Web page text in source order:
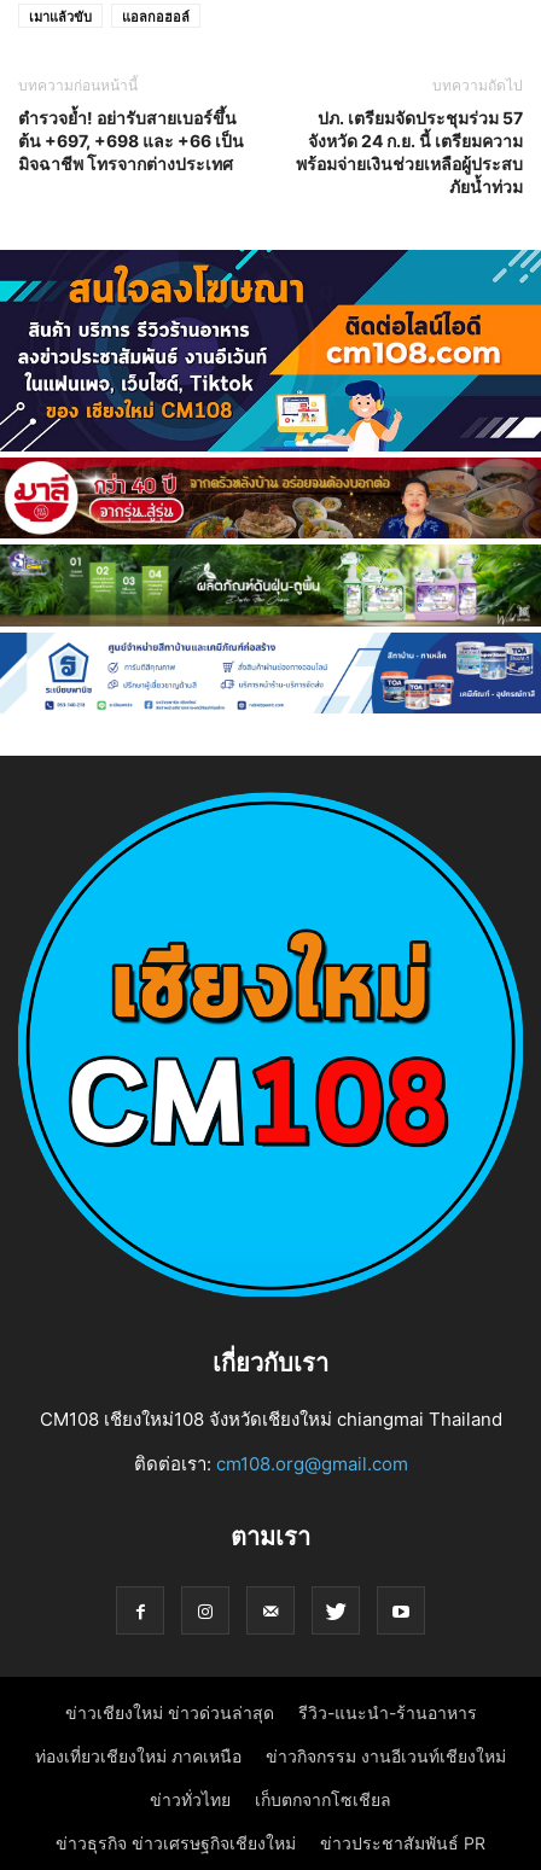
เมาแล้วขับ
แอลกอฮอล์
บทความก่อนหน้านี้
ตำรวจย้ำ! อย่ารับสายเบอร์ขึ้น
ต้น +697, +698 และ +66 เป็น
มิจฉาชีพ โทรจากต่างประเทศ
บทความถัดไป
ปภ. เตรียมจัดประชุมร่วม 57
จังหวัด 24 ก.ย. นี้ เตรียมความ
พร้อมจ่ายเงินช่วยเหลือผู้ประสบ
ภัยน้ำท่วม
เกี่ยวกับเรา
CM108 เชียงใหม่108 จังหวัดเชียงใหม่ chiangmai Thailand
ติดต่อเรา: cm108.org@gmail.com
ตามเรา
ข่าวเชียงใหม่ ข่าวด่วนล่าสุด รีวิว-แนะนำ-ร้านอาหาร
ท่องเที่ยวเชียงใหม่ ภาคเหนือ ข่าวกิจกรรม งานอีเวนท์เชียงใหม่
ข่าวทั่วไทย เก็บตกจากโซเชียล
ข่าวธุรกิจ ข่าวเศรษฐกิจเชียงใหม่ ข่าวประชาสัมพันธ์ PR